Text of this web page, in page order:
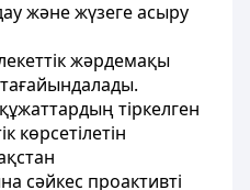
және жүзеге асыру
жәрдемақы
тіркелген
көрсетілетін
сәйкес проактивті